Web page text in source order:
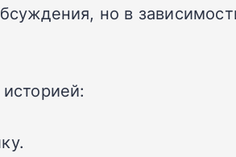
но в